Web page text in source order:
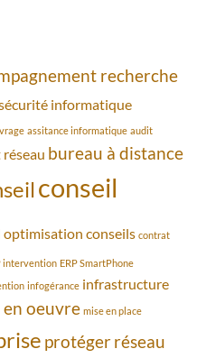
recherche
informatique
assitance informatique audit
bureau à distance
conseil
optimisation conseils contrat
intervention ERP SmartPhone
infogérance infrastructure
en oeuvre mise en place
protégerréseau